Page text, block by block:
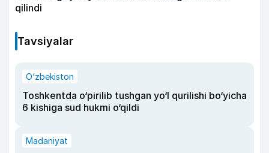
qilindi
Tavsiyalar
O‘zbekiston
Toshkentda o‘pirilib tushgan yo‘l qurilishi bo‘yicha
6 kishiga sud hukmi o‘qildi
Madaniyat